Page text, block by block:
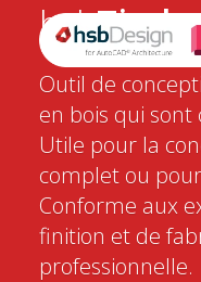
hsb
Outil de
en bois qui sont
Utile pour la
complet ou
Conforme aux
finition et de
professionnelle.